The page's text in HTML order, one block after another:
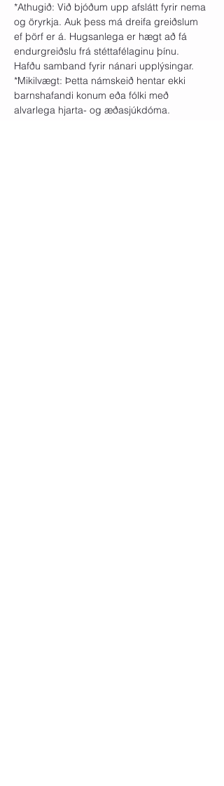
*Athugið: Við bjóðum upp afslátt fyrir nema
og öryrkja. Auk þess má dreifa greiðslum
ef þörf er á. Hugsanlega er hægt að fá
endurgreiðslu frá stéttafélaginu þínu.
Hafðu samband fyrir nánari upplýsingar.
*Mikilvægt: Þetta námskeið hentar ekki
barnshafandi konum eða fólki með
alvarlega hjarta- og æðasjúkdóma.